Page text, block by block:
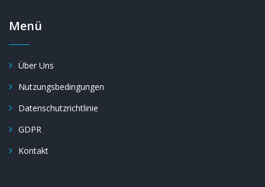
Menü
Über Uns
Nutzungsbedingungen
Datenschutzrichtlinie
GDPR
Kontakt